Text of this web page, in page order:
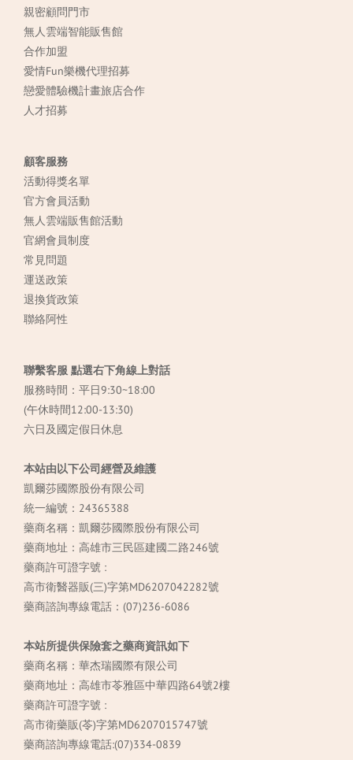
親密顧問門市
無人雲端智能販售館
合作加盟
愛情Fun樂機代理招募
戀愛體驗機計畫旅店合作
人才招募
顧客服務
活動得獎名單
官方會員活動
無人雲端販售館活動
官網會員制度
常見問題
運送政策
退換貨政策
聯絡阿性
聯繫客服 點選右下角線上對話
服務時間：平日9:30~18:00
(午休時間12:00-13:30)
六日及國定假日休息
本站由以下公司經營及維護
凱爾莎國際股份有限公司
統一編號：24365388
藥商名稱：凱爾莎國際股份有限公司
藥商地址：高雄市三民區建國二路246號
藥商許可證字號 :
高市衛醫器販(三)字第MD6207042282號
藥商諮詢專線電話：(07)236-6086
本站所提供保險套之藥商資訊如下
藥商名稱：華杰瑞國際有限公司
藥商地址：高雄市苓雅區中華四路64號2樓
藥商許可證字號 :
高市衛藥販(苓)字第MD6207015747號
藥商諮詢專線電話:(07)334-0839